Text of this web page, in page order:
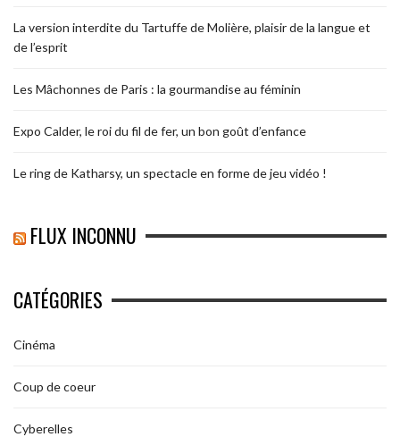
La version interdite du Tartuffe de Molière, plaisir de la langue et
de l’esprit
Les Mâchonnes de Paris : la gourmandise au féminin
Expo Calder, le roi du fil de fer, un bon goût d’enfance
Le ring de Katharsy, un spectacle en forme de jeu vidéo !
FLUX INCONNU
CATÉGORIES
Cinéma
Coup de coeur
Cyberelles